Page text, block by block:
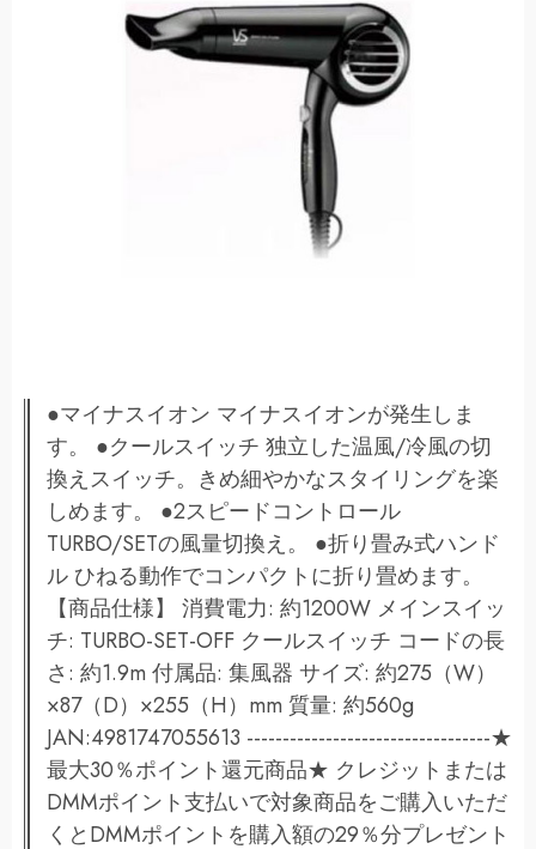
●マイナスイオン マイナスイオンが発生しま
す。 ●クールスイッチ 独立した温風/冷風の切
換えスイッチ。きめ細やかなスタイリングを楽
しめます。 ●2スピードコントロール
TURBO/SETの風量切換え。 ●折り畳み式ハンド
ル ひねる動作でコンパクトに折り畳めます。
【商品仕様】 消費電力: 約1200W メインスイッ
チ: TURBO-SET-OFF クールスイッチ コードの長
さ: 約1.9m 付属品: 集風器 サイズ: 約275（W）
×87（D）×255（H）mm 質量: 約560g
JAN:4981747055613 ----------------------------------★
最大30％ポイント還元商品★ クレジットまたは
DMMポイント支払いで対象商品をご購入いただ
くとDMMポイントを購入額の29％分プレゼント